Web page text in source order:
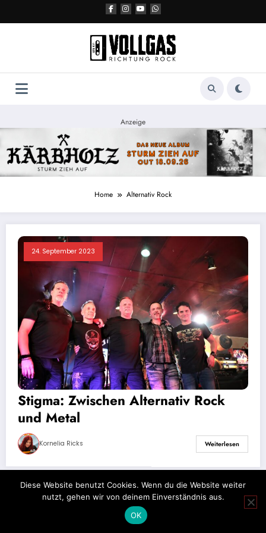
Anzeige
Home Alternativ Rock
24. September 2023
Stigma: Zwischen Alternativ Rock
und Metal
Kornelia Ricks Weiterlesen
Impressum Datenschutz
Diese Website benutzt Cookies. Wenn du die Website weiter
nutzt, gehen wir von deinem Einverständnis aus.
OK